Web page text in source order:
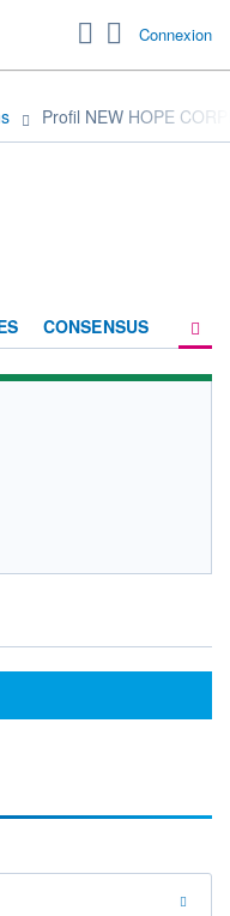
Connexion
Profil NEW HOPE
CONSENSUS
3,13
VEILLE